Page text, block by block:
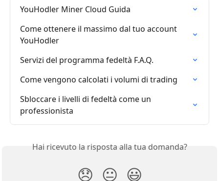
YouHodler Miner Cloud Guida
Come ottenere il massimo dal tuo account
YouHodler
Servizi del programma fedeltà F.A.Q.
Come vengono calcolati i volumi di trading
Sbloccare i livelli di fedeltà come un
professionista
Hai ricevuto la risposta alla tua domanda?
😞 😐 😃